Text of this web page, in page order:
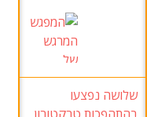
שלושה נפצעו
בהתהפכות טרקטורון